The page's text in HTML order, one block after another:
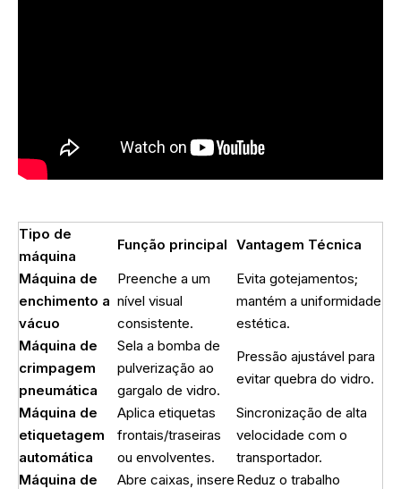
Tipo de
máquina
Função principal Vantagem Técnica
Máquina de
enchimento a
vácuo
Preenche a um
nível visual
consistente.
Evita gotejamentos;
mantém a uniformidade
estética.
Máquina de
crimpagem
pneumática
Sela a bomba de
pulverização ao
gargalo de vidro.
Pressão ajustável para
evitar quebra do vidro.
Máquina de
etiquetagem
automática
Aplica etiquetas
frontais/traseiras
ou envolventes.
Sincronização de alta
velocidade com o
transportador.
Máquina de
Abre caixas, insere Reduz o trabalho